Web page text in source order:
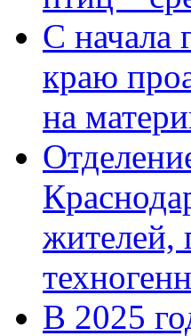
С начала
краю
на
жителей,
В 2025